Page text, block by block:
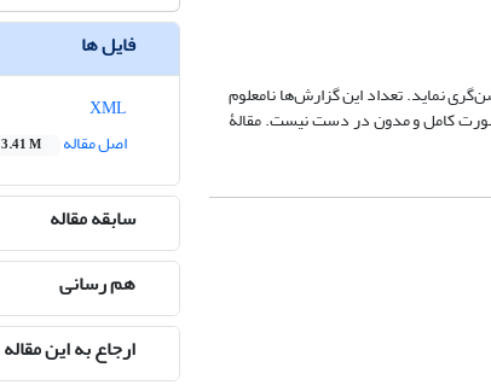
نماید. تعداد این گزارش‌ها نامعلوم
کامل و مدون در دست نیست. مقالۀ
فایل ها
اصل مقاله
3.41 M
سابقه مقاله
هم رسانی
ارجاع به این مقاله